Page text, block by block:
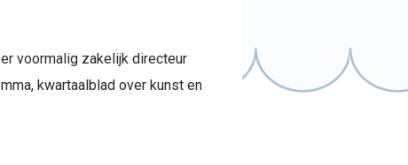
voormalig zakelijk directeur
kwartaalblad over kunst en